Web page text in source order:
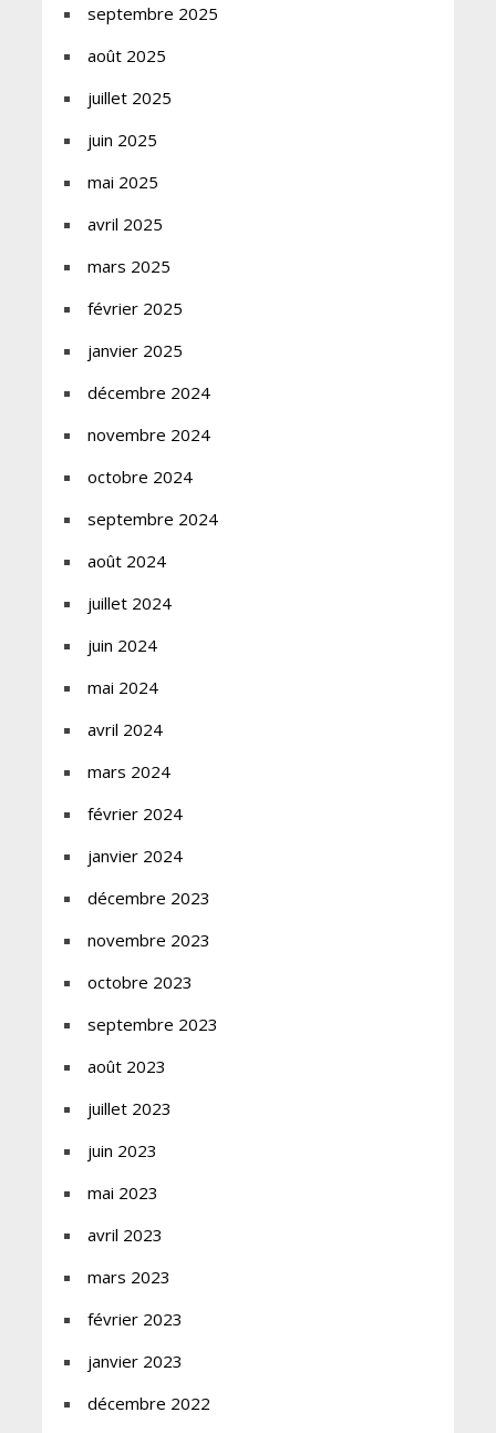
septembre 2025
août 2025
juillet 2025
juin 2025
mai 2025
avril 2025
mars 2025
février 2025
janvier 2025
décembre 2024
novembre 2024
octobre 2024
septembre 2024
août 2024
juillet 2024
juin 2024
mai 2024
avril 2024
mars 2024
février 2024
janvier 2024
décembre 2023
novembre 2023
octobre 2023
septembre 2023
août 2023
juillet 2023
juin 2023
mai 2023
avril 2023
mars 2023
février 2023
janvier 2023
décembre 2022